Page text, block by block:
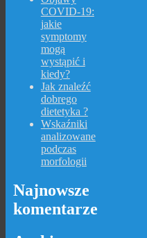
COVID-19:
jakie
symptomy
mogą
wystąpić i
kiedy?
Jak znaleźć
dobrego
dietetyka ?
Wskaźniki
analizowane
podczas
morfologii
Najnowsze
komentarze